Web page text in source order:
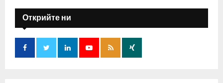
f
o
:
E
A
Открийте ни